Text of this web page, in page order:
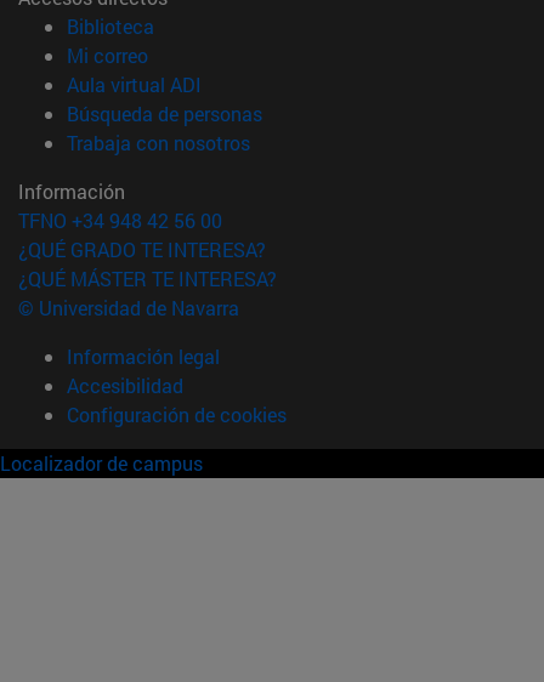
Biblioteca
Mi correo(abre en nueva ventana)
Aula virtual ADI
Búsqueda de personas(abre en nueva ventana)
Trabaja con nosotros(abre en nueva ventana)
Información
TFNO +34 948 42 56 00
¿QUÉ GRADO TE INTERESA?
¿QUÉ MÁSTER TE INTERESA?
© Universidad de Navarra
Información legal
Accesibilidad
Configuración de cookies
Localizador de campus